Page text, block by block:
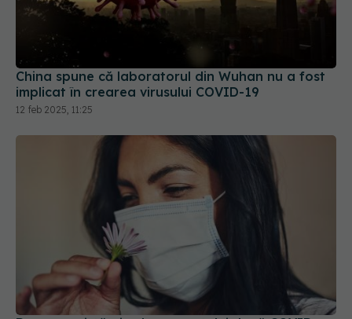
China spune că laboratorul din Wuhan nu a fost
implicat în crearea virusului COVID-19
12 feb 2025, 11:25